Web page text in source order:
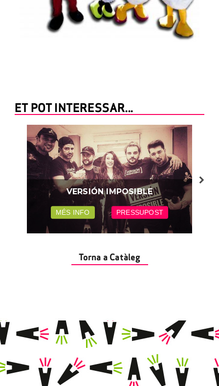
ET POT INTERESSAR...
VERSIÓN IMPOSIBLE
MÉS INFO PRESSUPOST
Torna a Catàleg